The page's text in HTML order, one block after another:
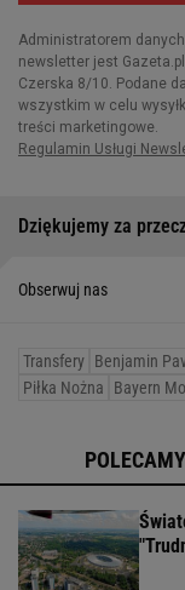
Dziękujemy za
Obserwuj nas
Transfery Benjamin
Piłka Nożna
Bayern
POLECAMY